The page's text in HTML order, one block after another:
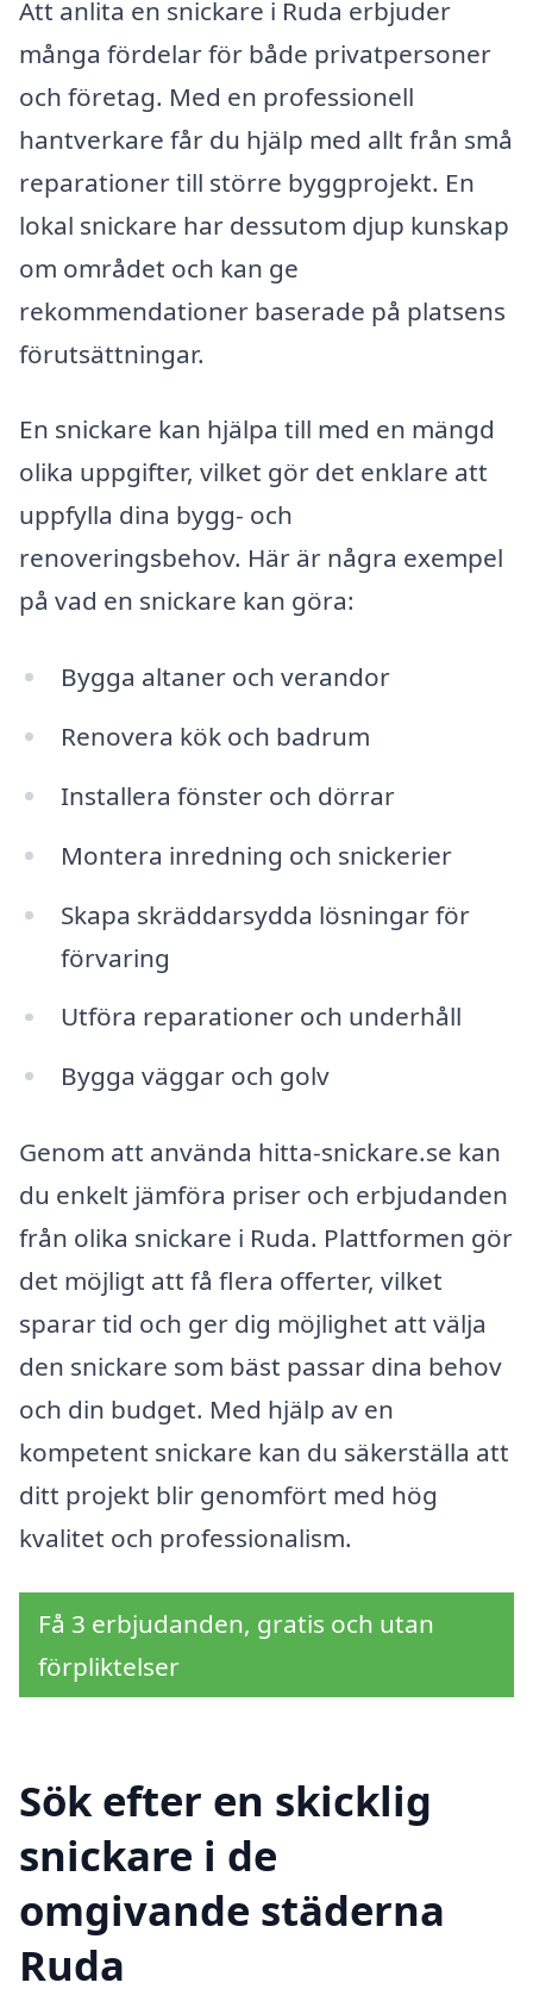
Att anlita en snickare i Ruda erbjuder
många fördelar för både privatpersoner
och företag. Med en professionell
hantverkare får du hjälp med allt från små
reparationer till större byggprojekt. En
lokal snickare har dessutom djup kunskap
om området och kan ge
rekommendationer baserade på platsens
förutsättningar.
En snickare kan hjälpa till med en mängd
olika uppgifter, vilket gör det enklare att
uppfylla dina bygg- och
renoveringsbehov. Här är några exempel
på vad en snickare kan göra:
Bygga altaner och verandor
Renovera kök och badrum
Installera fönster och dörrar
Montera inredning och snickerier
Skapa skräddarsydda lösningar för
förvaring
Utföra reparationer och underhåll
Bygga väggar och golv
Genom att använda hitta-snickare.se kan
du enkelt jämföra priser och erbjudanden
från olika snickare i Ruda. Plattformen gör
det möjligt att få flera offerter, vilket
sparar tid och ger dig möjlighet att välja
den snickare som bäst passar dina behov
och din budget. Med hjälp av en
kompetent snickare kan du säkerställa att
ditt projekt blir genomfört med hög
kvalitet och professionalism.
Få 3 erbjudanden, gratis och utan
förpliktelser
Sök efter en skicklig
snickare i de
omgivande städerna
Ruda